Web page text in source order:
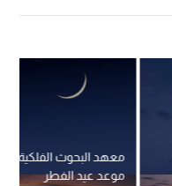
معهد البحوث الفلكية
موعد عيد الفطر